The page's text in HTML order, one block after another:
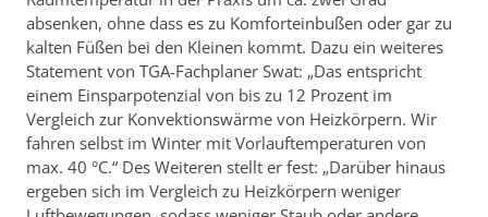
absenken, ohne dass es zu Komforteinbußen oder gar zu
kalten Füßen bei den Kleinen kommt. Dazu ein weiteres
Statement von TGA-Fachplaner Swat: „Das entspricht
einem Einsparpotenzial von bis zu 12 Prozent im
Vergleich zur Konvektionswärme von Heizkörpern. Wir
fahren selbst im Winter mit Vorlauftemperaturen von
max. 40 °C.“ Des Weiteren stellt er fest: „Darüber hinaus
ergeben sich im Vergleich zu Heizkörpern weniger